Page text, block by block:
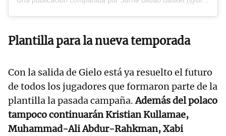
Plantilla para la nueva temporada
Con la salida de Gielo está ya resuelto el futuro
de todos los jugadores que formaron parte de la
plantilla la pasada campaña.Además del polaco
tampoco continuarán Kristian Kullamae,
Muhammad-Ali Abdur-Rahkman, Xabi